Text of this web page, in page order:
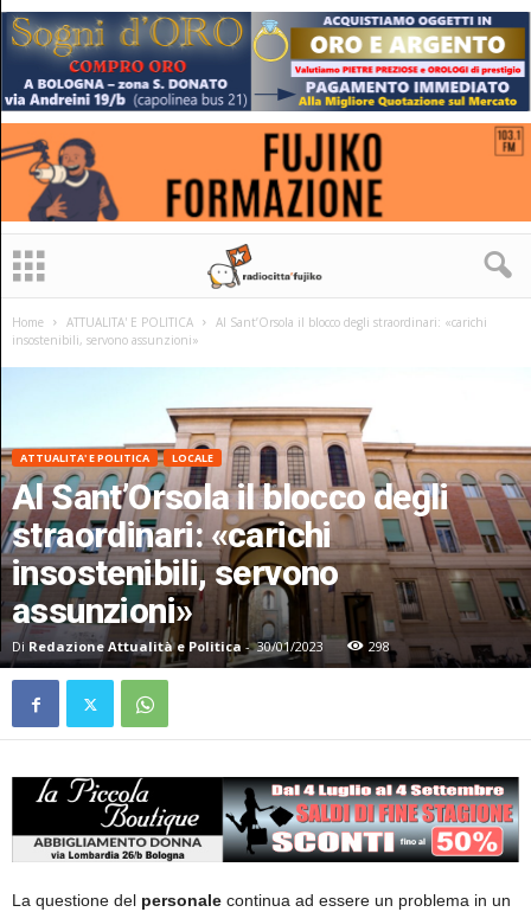
Home ATTUALITA' E POLITICA
Al Sant’Orsola il blocco degli straordinari: «carichi
insostenibili, servono assunzioni»
ATTUALITA' E POLITICA LOCALE
Al Sant’Orsola il blocco degli
straordinari: «carichi
insostenibili, servono
assunzioni»
Di Redazione Attualità e Politica - 30/01/2023 298
La questione del personale continua ad essere un problema in un